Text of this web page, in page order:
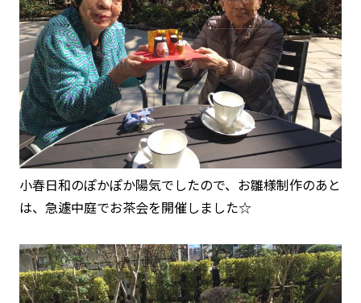
小春日和のぽかぽか陽気でしたので、お雛様制作のあと
は、急遽中庭でお茶会を開催しました☆